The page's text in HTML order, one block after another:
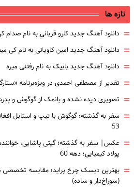
تازه ها
= دانلود آهنگ جدید کارو قربانی به نام صدام
= دانلود آهنگ جدید امین کاویانی به نام کی
= دانلود آهنگ جدید بابیک به نام رفتنی میره
= تقدیر از مصطفی احمدی در ویژه‌برنامه
= تصویری دیده نشده و بانمک از گوگوش و
=
53
= عکس| سفر به گذشته؛ گیتی پاشایی،
پولاد کیمیایی؛ دهه 60
= بهترین دیسک چرخ پراید؛ مقایسه تخصصی
(سوراخ‌دار و ساده)